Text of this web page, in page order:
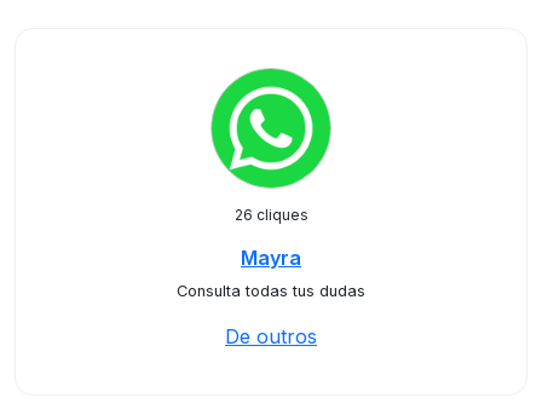
26 cliques
Mayra
Consulta todas tus dudas
De outros